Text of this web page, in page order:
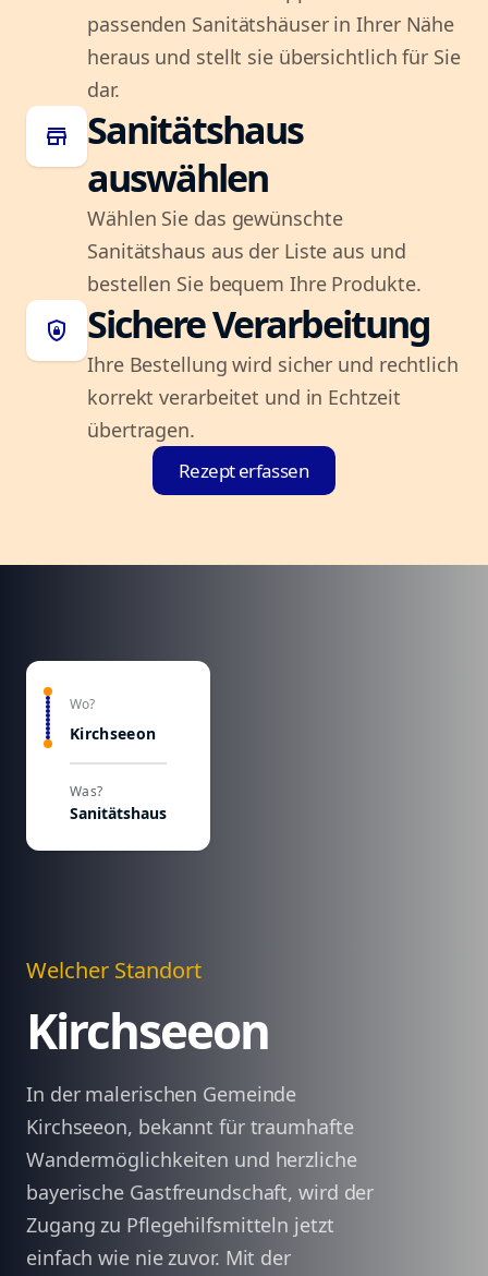
passenden Sanitätshäuser in Ihrer Nähe
heraus und stellt sie übersichtlich für Sie
dar.
store
Sanitätshaus
auswählen
Wählen Sie das gewünschte
Sanitätshaus aus der Liste aus und
bestellen Sie bequem Ihre Produkte.
shield_lock Sichere Verarbeitung
Ihre Bestellung wird sicher und rechtlich
korrekt verarbeitet und in Echtzeit
übertragen.
Rezept erfassen
Wo?
Kirchseeon
Was?
Sanitätshaus
Welcher Standort
Kirchseeon
In der malerischen Gemeinde
Kirchseeon, bekannt für traumhafte
Wandermöglichkeiten und herzliche
bayerische Gastfreundschaft, wird der
Zugang zu Pflegehilfsmitteln jetzt
einfach wie nie zuvor. Mit der